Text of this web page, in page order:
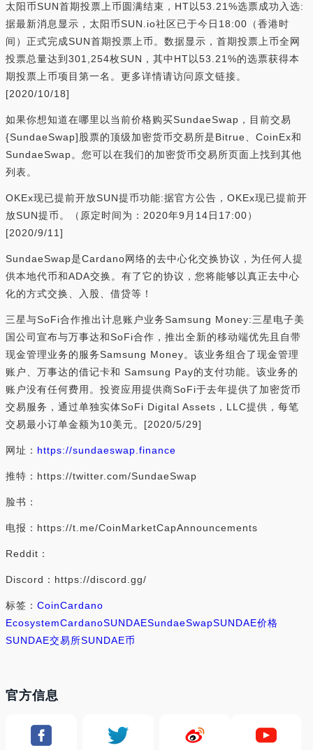
太阳币SUN首期投票上币圆满结束，HT以53.21%选票成功入选:
据最新消息显示，太阳币SUN.io社区已于今日18:00（香港时
间）正式完成SUN首期投票上币。数据显示，首期投票上币全网
投票总量达到301,254枚SUN，其中HT以53.21%的选票获得本
期投票上币项目第一名。更多详情请访问原文链接。
[2020/10/18]
如果你想知道在哪里以当前价格购买SundaeSwap，目前交易
{SundaeSwap]股票的顶级加密货币交易所是Bitrue、CoinEx和
SundaeSwap。您可以在我们的加密货币交易所页面上找到其他
列表。
OKEx现已提前开放SUN提币功能:据官方公告，OKEx现已提前开
放SUN提币。（原定时间为：2020年9月14日17:00）
[2020/9/11]
SundaeSwap是Cardano网络的去中心化交换协议，为任何人提
供本地代币和ADA交换。有了它的协议，您将能够以真正去中心
化的方式交换、入股、借贷等！
三星与SoFi合作推出计息账户业务Samsung Money:三星电子美
国公司宣布与万事达和SoFi合作，推出全新的移动端优先且自带
现金管理业务的服务Samsung Money。该业务组合了现金管理
账户、万事达的借记卡和 Samsung Pay的支付功能。该业务的
账户没有任何费用。投资应用提供商SoFi于去年提供了加密货币
交易服务，通过单独实体SoFi Digital Assets，LLC提供，每笔
交易最小订单金额为10美元。[2020/5/29]
网址： https://sundaeswap.finance
推特：https://twitter.com/SundaeSwap
脸书：
电报：https://t.me/CoinMarketCapAnnouncements
Reddit：
Discord：https://discord.gg/
标签： CoinCardano
EcosystemCardanoSUNDAESundaeSwapSUNDAE价格
SUNDAE交易所SUNDAE币
官方信息